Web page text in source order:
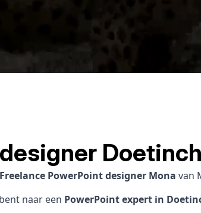
PowerPoint designer Mona van
naar een PowerPoint expert in